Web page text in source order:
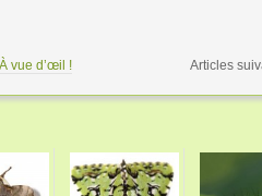
vue d’œil ! Articles